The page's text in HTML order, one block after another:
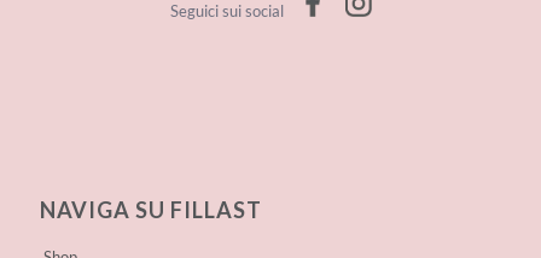
Seguici sui social
NAVIGA SU FILLAST